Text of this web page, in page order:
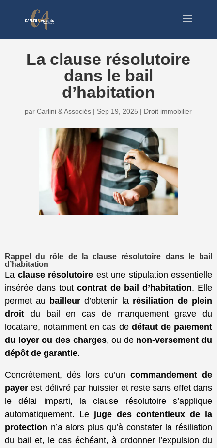
La clause résolutoire
dans le bail
d’habitation
parCarlini & Associés | Sep 19, 2025 | Droit immobilier
Rappel du rôle de la clause résolutoire dans le bail
d’habitation
La clause résolutoire est une stipulation essentielle
insérée dans toutcontrat de bail d’habitation. Elle
permet au bailleur d’obtenir la résiliation de plein
droit du bail en cas de manquement grave du
locataire, notamment en cas de défaut de paiement
du loyer ou des charges, ou de non-versement du
dépôt de garantie.
Concrètement, dès lors qu’uncommandement de
payer est délivré par huissier et reste sans effet dans
le délai imparti, la clause résolutoire s’applique
automatiquement. Le juge des contentieux de la
protection n’a alors plus qu’à constater la résiliation
du bail et, le cas échéant, à ordonner l’expulsion du